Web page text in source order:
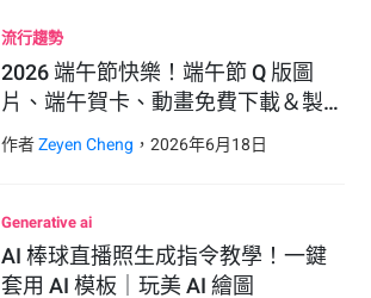
流行趨勢
2026 端午節快樂！端午節 Q 版圖
片、端午賀卡、動畫免費下載＆製…
作者Zeyen Cheng ，2026年6月 18 日
Generative ai
AI 棒球直播照生成指令教學！一鍵
套用 AI 模板｜玩美 AI 繪圖